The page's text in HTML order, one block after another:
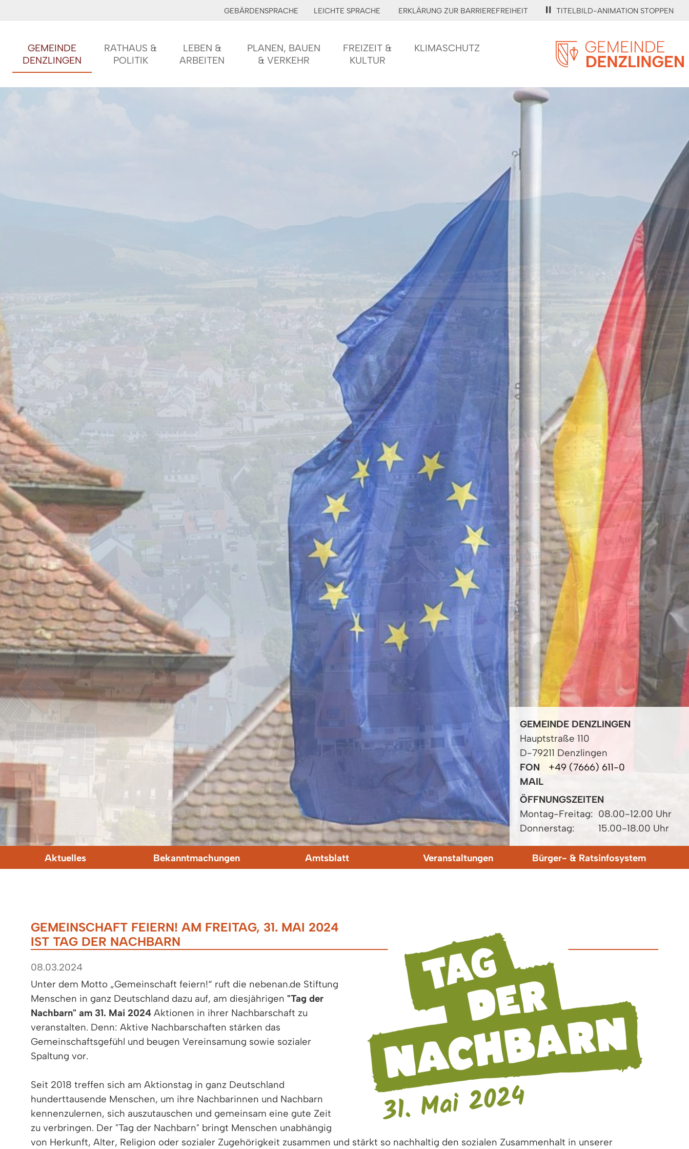
GEBÄRDENSPRACHE LEICHTE SPRACHE ERKLÄRUNG ZUR BARRIEREFREIHEIT TITELBILD-ANIMATION STOPPEN
GEMEINDE
DENZLINGEN
RATHAUS &
POLITIK
LEBEN &
ARBEITEN
PLANEN, BAUEN
& VERKEHR
FREIZEIT &
KULTUR
KLIMASCHUTZ
GEMEINDE DENZLINGEN
Hauptstraße 110
D-79211 Denzlingen
FON
+49 (7666) 611-0
MAIL
ÖFFNUNGSZEITEN
Montag-Freitag: 08.00-12.00 Uhr
Donnerstag:
15.00-18.00 Uhr
Aktuelles Bekanntmachungen Amtsblatt Veranstaltungen Bürger- & Ratsinfosystem
GEMEINSCHAFT FEIERN! AM FREITAG, 31. MAI 2024
IST TAG DER NACHBARN
08.03.2024
Unter dem Motto „Gemeinschaft feiern!“ ruft die nebenan.de Stiftung
Menschen in ganz Deutschland dazu auf, am diesjährigen "Tag der
Nachbarn" am 31. Mai 2024 Aktionen in ihrer Nachbarschaft zu
veranstalten. Denn: Aktive Nachbarschaften stärken das
Gemeinschaftsgefühl und beugen Vereinsamung sowie sozialer
Spaltung vor.
Seit 2018 treffen sich am Aktionstag in ganz Deutschland
hunderttausende Menschen, um ihre Nachbarinnen und Nachbarn
kennenzulernen, sich auszutauschen und gemeinsam eine gute Zeit
zu verbringen. Der "Tag der Nachbarn" bringt Menschen unabhängig
von Herkunft, Alter, Religion oder sozialer Zugehörigkeit zusammen und stärkt so nachhaltig den sozialen Zusammenhalt in unserer